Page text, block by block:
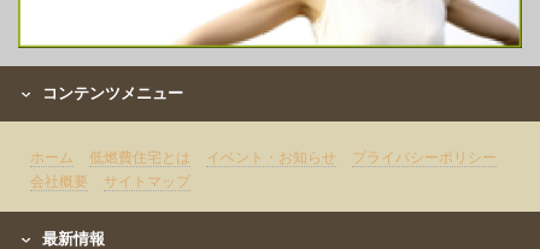
コンテンツメニュー
ホーム 低燃費住宅とは イベント・お知らせ
プライバシーポリシー
会社概要
サイトマップ
最新情報